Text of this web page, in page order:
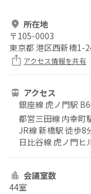
所在地
〒105-0003
東京都 港区西新橋1-
アクセス情報を共有
アクセス
銀座線 虎ノ門駅
都営三田線 内幸町
JR線 新橋駅 徒歩8
日比谷線 虎ノ門ヒ
会議室数
44室